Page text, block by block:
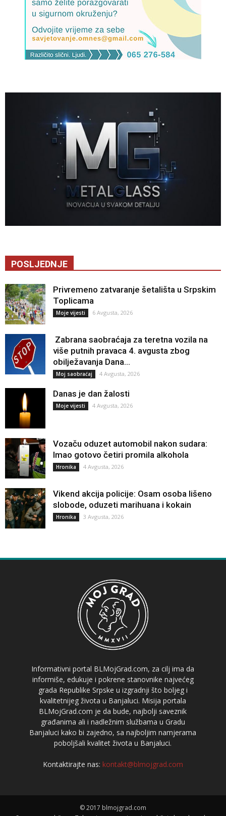
POSLJEDNJE
Privremeno zatvaranje šetališta u Srpskim
Toplicama
Moje vijesti 6 Avgusta, 2026
Zabrana saobraćaja za teretna vozila na
više putnih pravaca 4. avgusta zbog
obilježavanja Dana...
Moj saobraćaj 4 Avgusta, 2026
Danas je dan žalosti
Moje vijesti 4 Avgusta, 2026
Vozaču oduzet automobil nakon sudara:
Imao gotovo četiri promila alkohola
Hronika 4 Avgusta, 2026
Vikend akcija policije: Osam osoba lišeno
slobode, oduzeti marihuana i kokain
Hronika 3 Avgusta, 2026
Informativni portal BLMojGrad.com, za cilj ima da
informiše, edukuje i pokrene stanovnike najvećeg
grada Republike Srpske u izgradnji što boljeg i
kvalitetnijeg života u Banjaluci. Misija portala
BLMojGrad.com je da bude, najbolji saveznik
građanima ali i nadležnim službama u Gradu
Banjaluci kako bi zajedno, sa najboljim namjerama
poboljšali kvalitet života u Banjaluci.
Kontaktirajte nas: kontakt@blmojgrad.com
© 2017 blmojgrad.com